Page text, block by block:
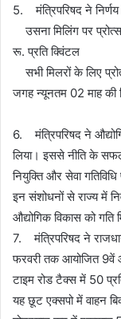
5. मंत्रिपरिषद ने निर्णय
उसना मिलिंग पर
रू. प्रति क्विंटल
सभी मिलरों के लिए
जगह न्यूनतम 02 माह की
6. मंत्रिपरिषद ने
लिया। इससे नीति के सफल
नियुक्ति और सेवा
इन संशोधनों से राज्य में
औद्योगिक विकास को गति
7. मंत्रिपरिषद ने
फरवरी तक आयोजित 9वें
टाइम रोड टैक्स में 50
यह छूट एक्सपो में वाहन